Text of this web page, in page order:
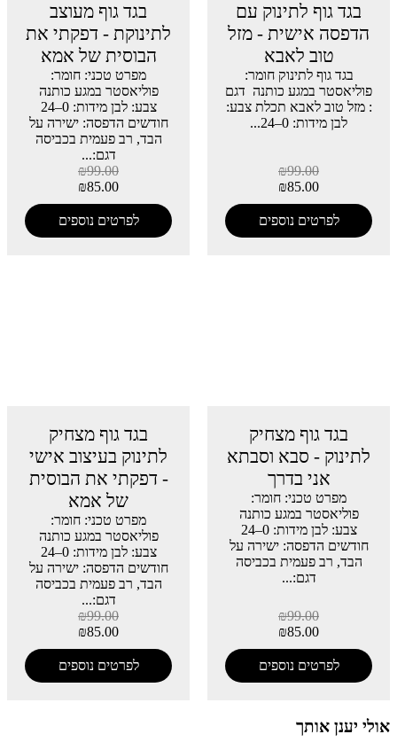
בגד גוף לתינוק עם
הדפסה אישית - מזל
טוב לאבא
בגד גוף לתינוק חומר:
פוליאסטר במגע כותנה דגם
: מזל טוב לאבא תכלת צבע:
לבן מידות: 0–24...
₪99.00
₪85.00
לפרטים נוספים
בגד גוף מעוצב
לתינוקת - דפקתי את
הבוסית של אמא
מפרט טכני: חומר:
פוליאסטר במגע כותנה
צבע: לבן מידות: 0–24
חודשים הדפסה: ישירה על
הבד, רב פעמית בכביסה
דגם:...
₪99.00
₪85.00
לפרטים נוספים
בגד גוף מצחיק
לתינוק - סבא וסבתא
אני בדרך
מפרט טכני: חומר:
פוליאסטר במגע כותנה
צבע: לבן מידות: 0–24
חודשים הדפסה: ישירה על
הבד, רב פעמית בכביסה
דגם:...
₪99.00
₪85.00
לפרטים נוספים
בגד גוף מצחיק
לתינוק בעיצוב אישי
- דפקתי את הבוסית
של אמא
מפרט טכני: חומר:
פוליאסטר במגע כותנה
צבע: לבן מידות: 0–24
חודשים הדפסה: ישירה על
הבד, רב פעמית בכביסה
דגם:...
₪99.00
₪85.00
לפרטים נוספים
אולי יענן אותך